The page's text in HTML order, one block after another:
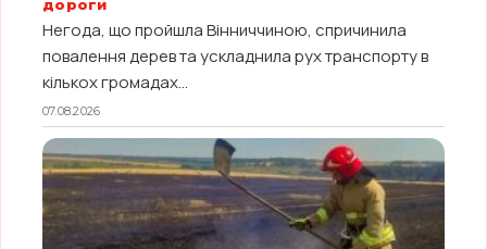
дороги
Негода, що пройшла Вінниччиною, спричинила
повалення дерев та ускладнила рух транспорту в
кількох громадах...
07.08.2026